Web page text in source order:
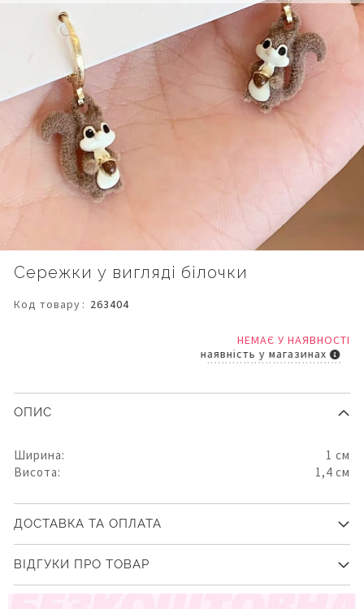
Сережки у вигляді білочки
Код товару 263404
НЕМАЄ У НАЯВНОСТІ
наявність у магазинах
галереї
ОПИС
Ширина:
1 см
Висота:
1,4 см
ДОСТАВКА ТА ОПЛАТА
ВІДГУКИ ПРО ТОВАР